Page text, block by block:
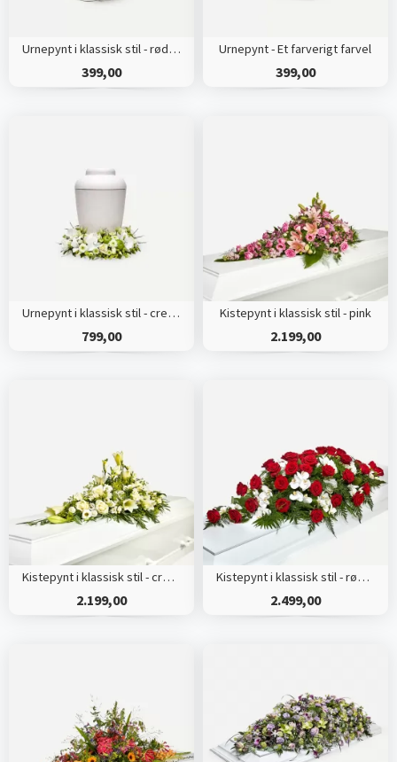
Urnepynt i klassisk stil - rød og hvid
399,00
Urnepynt - Et farverigt farvel
399,00
Urnepynt i klassisk stil - creme
799,00
Kistepynt i klassisk stil - pink
2.199,00
Kistepynt i klassisk stil - creme
2.199,00
Kistepynt i klassisk stil - rød og hvid
2.499,00